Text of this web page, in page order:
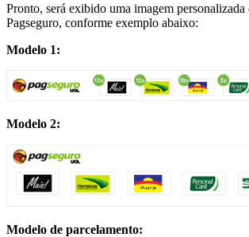
Pronto, será exibido uma imagem
Pagseguro, conforme exemplo abaixo:
Modelo 1:
Modelo 2:
Modelo de parcelamento: